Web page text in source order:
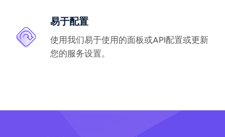
易于配置
使用我们易于使用的面板或API配置或更新
您的服务设置。